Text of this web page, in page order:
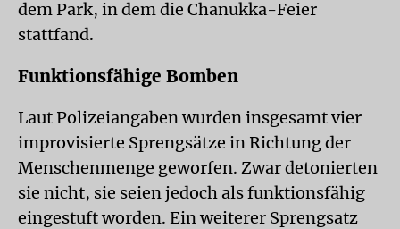
dem Park, in dem die Chanukka-Feier
stattfand.
Funktionsfähige Bomben
Laut Polizeiangaben wurden insgesamt vier
improvisierte Sprengsätze in Richtung der
Menschenmenge geworfen. Zwar detonierten
sie nicht, sie seien jedoch als funktionsfähig
eingestuft worden. Ein weiterer Sprengsatz